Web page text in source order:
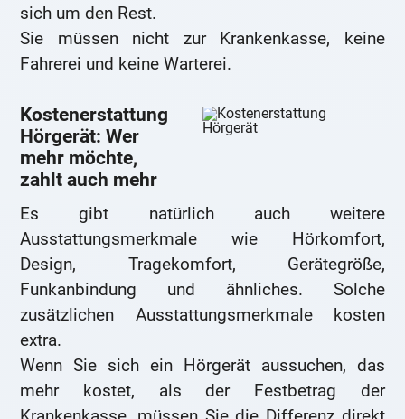
sich um den Rest.
Sie müssen nicht zur Krankenkasse, keine
Fahrerei und keine Warterei.
Kostenerstattung
Hörgerät: Wer
mehr möchte,
zahlt auch mehr
Es gibt natürlich auch weitere
Ausstattungsmerkmale wie Hörkomfort,
Design, Tragekomfort, Gerätegröße,
Funkanbindung und ähnliches. Solche
zusätzlichen Ausstattungsmerkmale kosten
extra.
Wenn Sie sich ein Hörgerät aussuchen, das
mehr kostet, als der Festbetrag der